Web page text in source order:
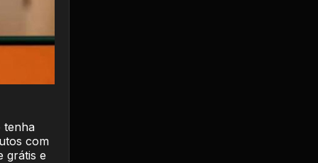
tenha
com
grátis e